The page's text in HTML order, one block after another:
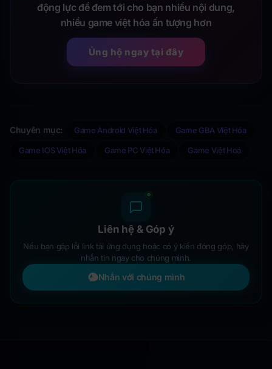
động lực để đem tới cho bạn nhiều nội dung,
nhiều game việt hóa ấn tượng hơn
Ủng hộ ngay tại đây
Chuyên mục: Game Android Việt Hóa Game GBA Việt Hóa
Game IOS Việt Hóa Game PC Việt Hóa Game Việt Hoá
Liên hệ & Góp ý
Nếu bạn gặp lỗi link tải ứng dụng hoặc có ý kiến đóng góp, hãy
nhắn tin ngay cho chúng mình.
Nhắn với chúng mình